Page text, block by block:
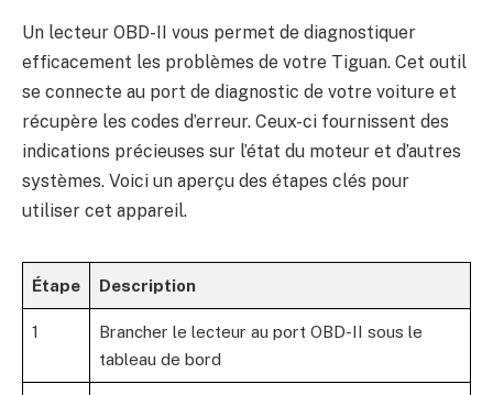
Un lecteur OBD-II vous permet de diagnostiquer
efficacement les problèmes de votre Tiguan. Cet outil
se connecte au port de diagnostic de votre voiture et
récupère les codes d’erreur. Ceux-ci fournissent des
indications précieuses sur l’état du moteur et d’autres
systèmes. Voici un aperçu des étapes clés pour
utiliser cet appareil.
Étape Description
1
Brancher le lecteur au port OBD-II sous le
tableau de bord